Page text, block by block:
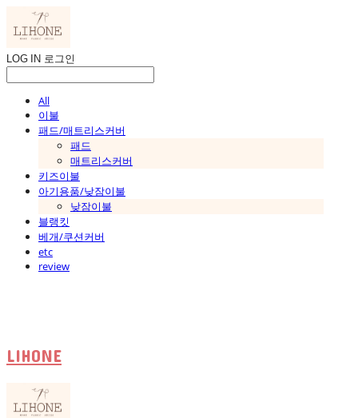
LOG IN 로그인
All
이불
패드/매트리스커버
패드
매트리스커버
키즈이불
아기용품/낮잠이불
낮잠이불
블랭킷
베개/쿠션커버
etc
review
LIHONE